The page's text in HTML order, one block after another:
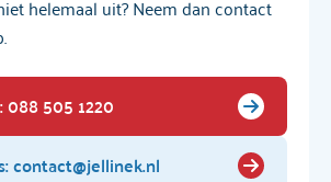
helemaal uit? Neem dan contact
088 505 1220
contact@jellinek.nl